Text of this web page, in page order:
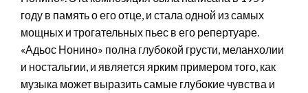
году в память о его отце, и стала одной из самых
мощных и трогательных пьес в его репертуаре.
«Адьос Нонино» полна глубокой грусти, меланхолии
и ностальгии, и является ярким примером того, как
музыка может выразить самые глубокие чувства и